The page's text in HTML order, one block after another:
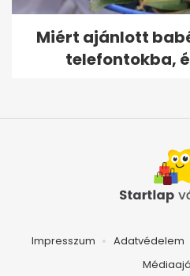
Miért ajánlott
telefontokba,
Impresszum Adatvédelem